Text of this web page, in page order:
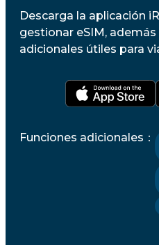
Descarga la aplicación
gestionar eSIM,
adicionales útiles para
Funciones adicionales ：